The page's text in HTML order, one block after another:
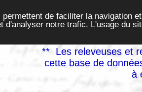
de faciliter la navigation
d'analyser notre trafic. L'usage du
** Les releveuses et
cette base de
à